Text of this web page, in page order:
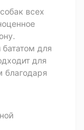
всех
для
для
благодаря